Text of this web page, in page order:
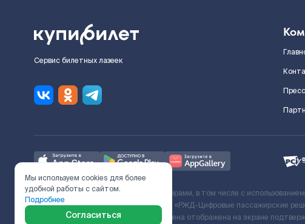
Сервис билетных лазеек
Ж/Д билеты предоставляются партнёрами, в том числе с
с Поставщиком услуг и Договора ООО «РЖД-Цифровые пассажирские
включает сервисный сбор. Итоговая цена отображена на экране
Мы используем cookies для более
удобной работы с сайтом.
Подробнее
Согласиться